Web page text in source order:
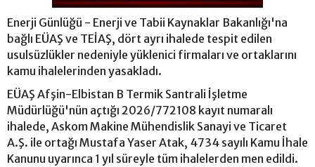
Enerji Günlüğü - Enerji ve Tabii Kaynaklar Bakanlığı'na
bağlı EÜAŞ ve TEİAŞ, dört ayrı ihalede tespit edilen
usulsüzlükler nedeniyle yüklenici firmaları ve ortaklarını
kamu ihalelerinden yasakladı.
EÜAŞ Afşin-Elbistan B Termik Santrali İşletme
Müdürlüğü'nün açtığı 2026/772108 kayıt numaralı
ihalede, Askom Makine Mühendislik Sanayi ve Ticaret
A.Ş. ile ortağı Mustafa Yaser Atak, 4734 sayılı Kamu İhale
Kanunu uyarınca 1 yıl süreyle tüm ihalelerden men edildi.